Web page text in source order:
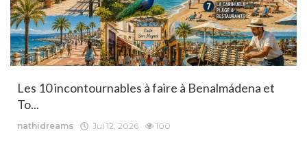
Les 10 incontournables à faire à Benalmádena et
To...
nathidreams Jul 12, 2026 100